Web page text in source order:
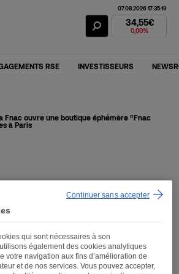
Action Fnac
07.08.2026 17:35:19
34,55€
0,00%
RSE INVESTISSEURS
Fnac ouvre une boutique éphémère “Fnac
à Paris
une
“Fnac
des Halles
qui sont nécessaires à son
également des cookies analytiques
votre navigation aux fins d’amélioration de
et de nos services. Vous pouvez accepter,
Continuer sans accepter